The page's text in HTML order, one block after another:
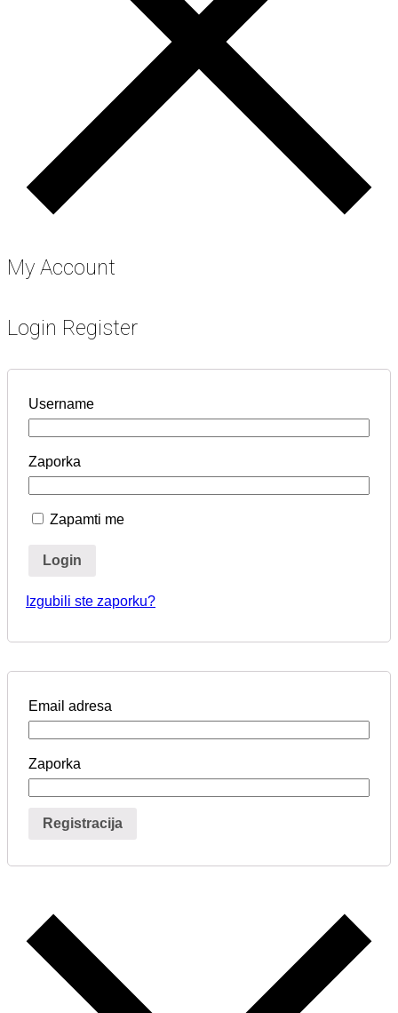
My Account
Login Register
Username
Zaporka
Zapamti me
Login
Izgubili ste zaporku?
Email adresa
Zaporka
Registracija